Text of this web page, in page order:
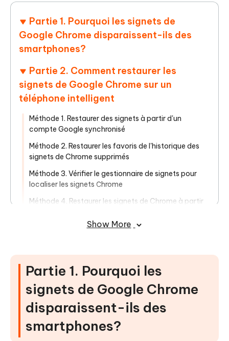
︎Partie 1. Pourquoi les signets de
Google Chrome disparaissent-ils des
smartphones?
Partie 2. Comment restaurer les
signets de Google Chrome sur un
téléphone intelligent
Méthode 1. Restaurer des signets à partir d'un
compte Google synchronisé
Méthode 2. Restaurer les favoris de l'historique des
signets de Chrome supprimés
Méthode 3. Vérifier le gestionnaire de signets pour
localiser les signets Ⅽhrome
Méthode 4. Restaurer les signets de Chrome à partir
Méthode 5. Restaurer les signets Chrome
︎Partie 3. Questions fréquemment
posées sur les signets de Google Chrome
Show More
︎︎Partie 1. Pourquoi les
signets de Google Chrome
disparaissent-ils des
smartphones?